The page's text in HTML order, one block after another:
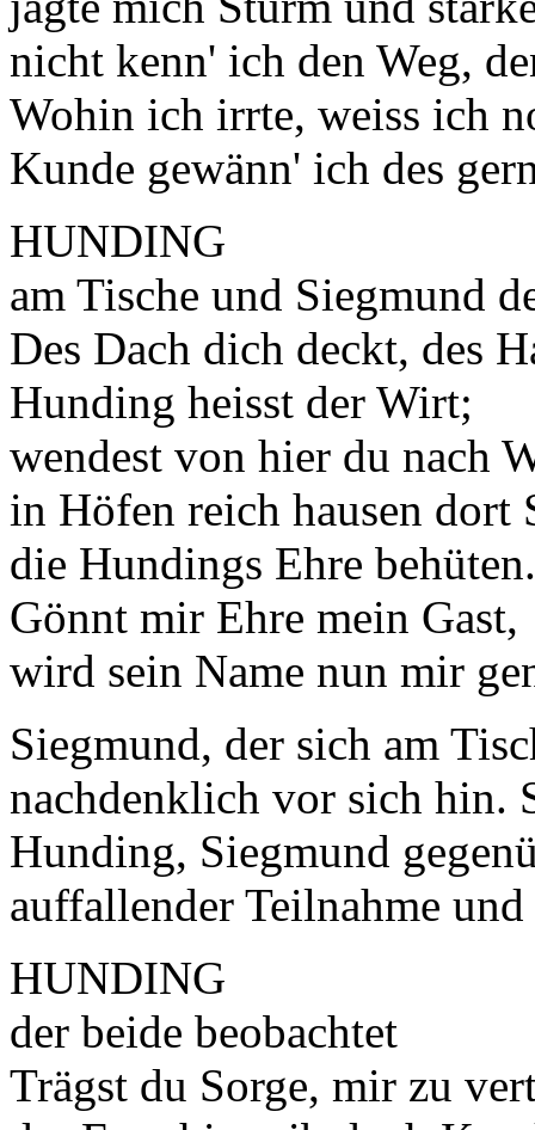
nicht kenn' ich den Weg,
Wohin ich irrte, weiss ich
Kunde gewänn' ich des
HUNDING
am Tische und Siegmund
Des Dach dich deckt, des
Hunding heisst der Wirt;
wendest von hier du nach
in Höfen reich hausen dort
die Hundings Ehre behüten.
Gönnt mir Ehre mein Gast,
wird sein Name nun mir
Siegmund, der sich am
nachdenklich vor sich hin.
Hunding, Siegmund
auffallender Teilnahme
HUNDING
der beide beobachtet
Trägst du Sorge, mir zu